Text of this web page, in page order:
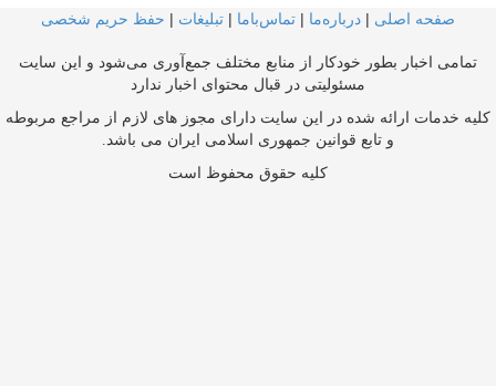
صفحه اصلی | درباره‌ما | تماس‌با‌ما | تبلیغات | حفظ حریم شخصی
تمامی اخبار بطور خودکار از منابع مختلف جمع‌آوری می‌شود و این سایت
مسئولیتی در قبال محتوای اخبار ندارد
کلیه خدمات ارائه شده در این سایت دارای مجوز های لازم از مراجع مربوطه
و تابع قوانین جمهوری اسلامی ایران می باشد.
کلیه حقوق محفوظ است